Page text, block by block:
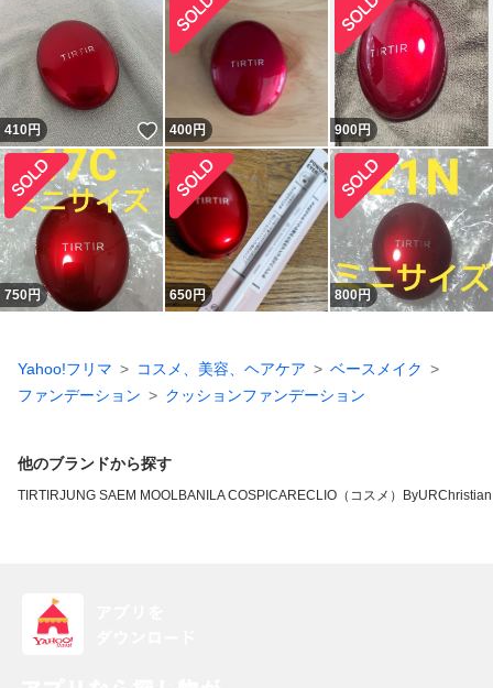
410円 いいね！
400円 900円
750円 650円 800円
Yahoo!フリマ コスメ、美容、ヘアケア
ベースメイク
ファンデーション
クッションファンデーション
他のブランドから探す
TIRTIRJUNG SAEM MOOLBANILA COSPICARECLIO（コスメ） ByUR